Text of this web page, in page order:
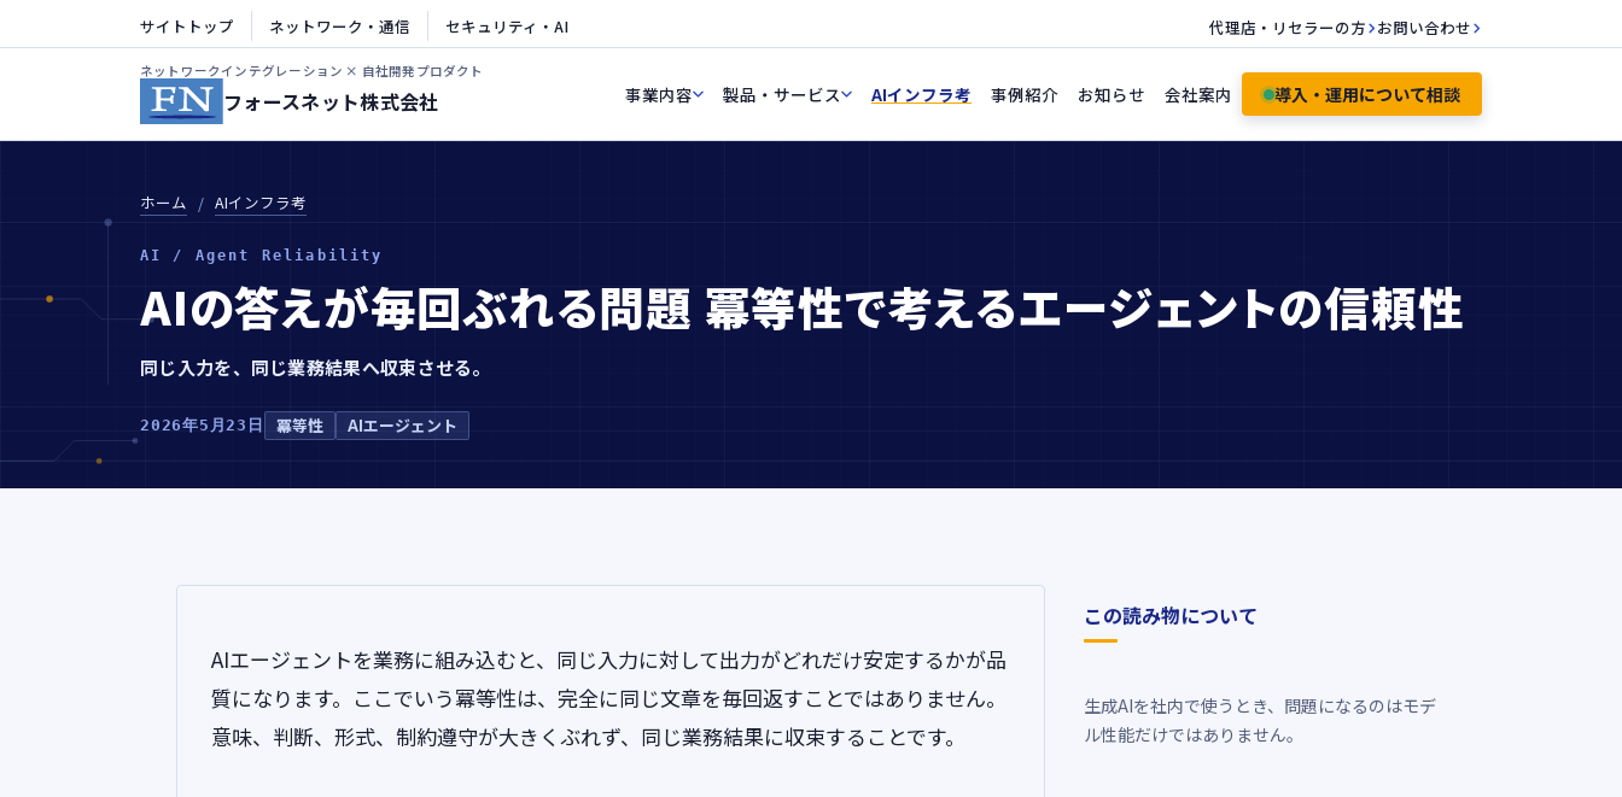
サイトトップ ネットワーク・通信 セキュリティ・AI 代理店・リセラーの方 お問い合わせ
ネットワークインテグレーション × 自社開発プロダクト
フォースネット株式会社 事業内容 製品・サービス AIインフラ考 事例紹介 お知らせ 会社案内 導入・運用について相談
ホーム AIインフラ考
AI / Agent Reliability
AIの答えが毎回ぶれる問題 冪等性で考えるエージェントの信頼性
同じ入力を、同じ業務結果へ収束させる。
2026年5月23日 冪等性 AIエージェント
AIエージェントを業務に組み込むと、同じ入力に対して出力がどれだけ安定するかが品
質になります。ここでいう冪等性は、完全に同じ文章を毎回返すことではありません。
意味、判断、形式、制約遵守が大きくぶれず、同じ業務結果に収束することです。
この読み物について
生成AIを社内で使うとき、問題になるのはモデ
ル性能だけではありません。